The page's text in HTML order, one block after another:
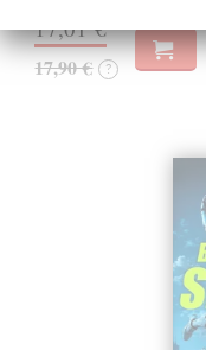
17,01 €
17,90 € ?